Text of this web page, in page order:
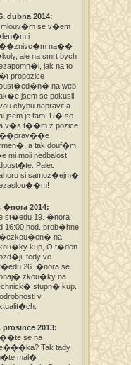
dubna 2014:
se v�em
i
na��
ale na smrt bych
jak na to
propozice
na web.
jsem se pokusil
chybu napravit a
jsem je tam. U� se
v�s t��m z pozice
a tak douf�m,
mi moji nedbalost
Palec
si samoz�ejm�
�nora 2014:
st�edu 19. �nora
16:00 hod. prob�hne
na
kup, O t�den
tedy ve
26. �nora se
zkou�ky na
stupn� kup.
v
prosince 2013:
se na
Tak tady
mal�